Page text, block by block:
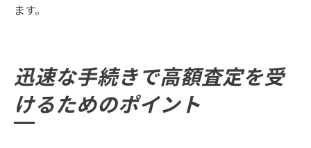
ます。
迅速な手続きで高額査定を受
けるためのポイント